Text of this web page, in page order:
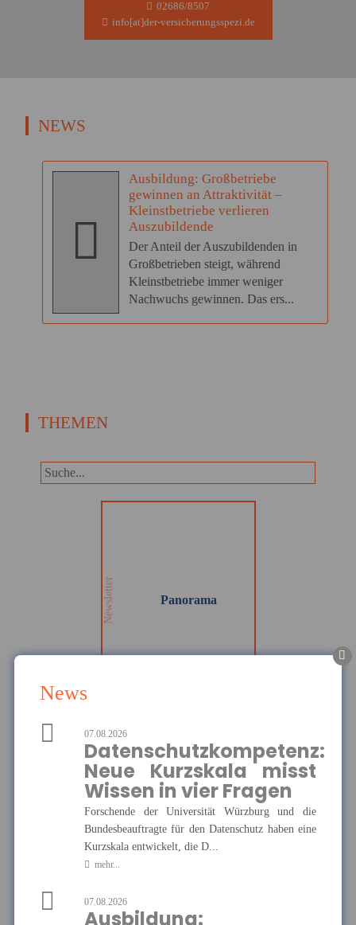
News
07.08.2026
Datenschutzkompetenz:
Neue Kurzskala misst
Wissen in vier Fragen
Forschende der Universität Würzburg und die
Bundesbeauftragte für den Datenschutz haben eine
Kurzskala entwickelt, die D...
mehr...
07.08.2026
Ausbildung:
02686/8507
info[at]der-versicherungsspezi.de
NEWS
Ausbildung: Großbetriebe
gewinnen an Attraktivität –
Kleinstbetriebe verlieren
Auszubildende
Der Anteil der Auszubildenden in
Großbetrieben steigt, während
Kleinstbetriebe immer weniger
Nachwuchs gewinnen. Das ers...
THEMEN
Newsletter Panorama
Ausgewählte Produkte
Die Haftpflichtkasse -
Privathaftpflicht
Privathaftpflicht
Hier finden Sie alle wichtigen
Informationen und Druckstücke
zur privaten
Haftpflichtkasse.